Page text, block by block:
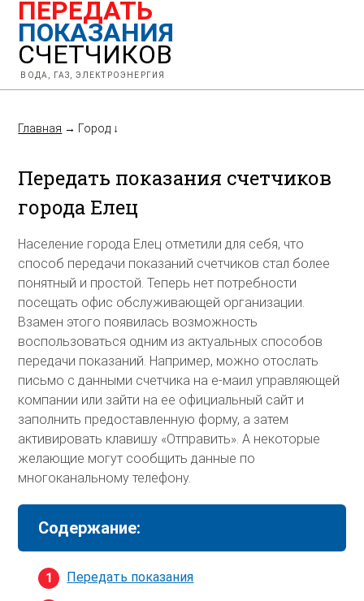
ПЕРЕДАТЬ
ПОКАЗАНИЯ
СЧЕТЧИКОВ
ВОДА, ГАЗ, ЭЛЕКТРОЭНЕРГИЯ
Главная → Город ↓
Передать показания счетчиков
города Елец
Население города Елец отметили для себя, что
способ передачи показаний счетчиков стал более
понятный и простой. Теперь нет потребности
посещать офис обслуживающей организации.
Взамен этого появилась возможность
воспользоваться одним из актуальных способов
передачи показаний. Например, можно отослать
письмо с данными счетчика на е-маил управляющей
компании или зайти на ее официальный сайт и
заполнить предоставленную форму, а затем
активировать клавишу «Отправить». А некоторые
желающие могут сообщить данные по
многоканальному телефону.
Содержание:
Передать показания